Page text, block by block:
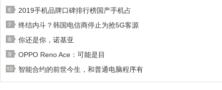
2019手机品牌口碑排行榜国产手机占
终结内斗？韩国电信商停止为抢5G客源
你还是你，诺基亚
OPPO Reno Ace：可能是目
智能合约的前世今生，和普通电脑程序有